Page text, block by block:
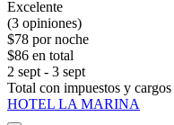
Excelente
(3 opiniones)
$78 por noche
$86 en total
2 sept - 3 sept
Total con impuestos y cargos
HOTEL LA MARINA